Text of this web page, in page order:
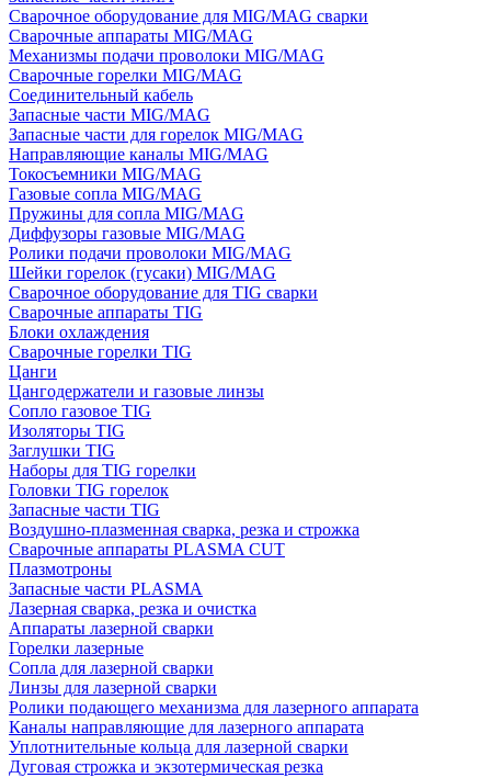
Сварочное оборудование для MIG/MAG сварки
Сварочные аппараты MIG/MAG
Механизмы подачи проволоки MIG/MAG
Сварочные горелки MIG/MAG
Соединительный кабель
Запасные части MIG/MAG
Запасные части для горелок MIG/MAG
Направляющие каналы MIG/MAG
Токосъемники MIG/MAG
Газовые сопла MIG/MAG
Пружины для сопла MIG/MAG
Диффузоры газовые MIG/MAG
Ролики подачи проволоки MIG/MAG
Шейки горелок (гусаки) MIG/MAG
Сварочное оборудование для TIG сварки
Сварочные аппараты TIG
Блоки охлаждения
Сварочные горелки TIG
Цанги
Цангодержатели и газовые линзы
Сопло газовое TIG
Изоляторы TIG
Заглушки TIG
Наборы для TIG горелки
Головки TIG горелок
Запасные части TIG
Воздушно-плазменная сварка, резка и строжка
Сварочные аппараты PLASMA CUT
Плазмотроны
Запасные части PLASMA
Лазерная сварка, резка и очистка
Аппараты лазерной сварки
Горелки лазерные
Сопла для лазерной сварки
Линзы для лазерной сварки
Ролики подающего механизма для лазерного аппарата
Каналы направляющие для лазерного аппарата
Уплотнительные кольца для лазерной сварки
Дуговая строжка и экзотермическая резка